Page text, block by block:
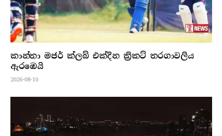
කාන්තා මජර් ක්ලබ් එක්දින ක්‍රිකට් තරගාවලිය
ඇරඹෙයි
2026-08-10